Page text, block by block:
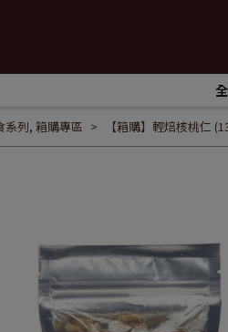
系列, 箱購專區 【箱購】輕焙核桃仁